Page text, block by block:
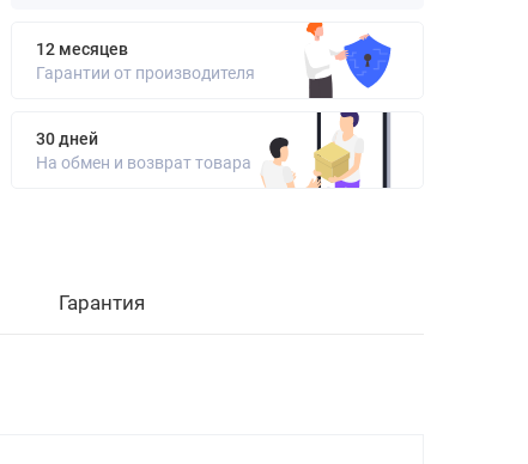
12 месяцев
Гарантии от производителя
30 дней
На обмен и возврат товара
Гарантия